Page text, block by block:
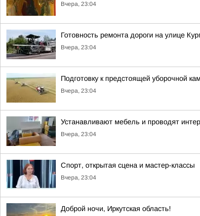
Вчера, 23:04
Готовность ремонта дороги на улице
Вчера, 23:04
Подготовку к предстоящей уборочной
Вчера, 23:04
Устанавливают мебель и проводят
Вчера, 23:04
Спорт, открытая сцена и мастер-классы
Вчера, 23:04
Доброй ночи, Иркутская область!